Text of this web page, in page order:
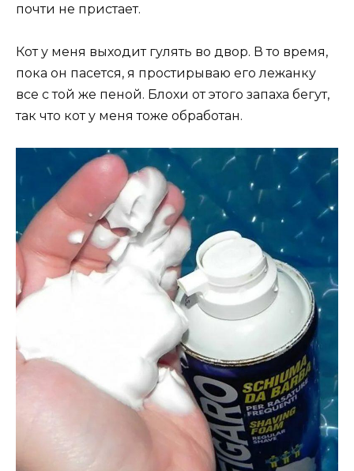
почти не пристает.
Кот у меня выходит гулять во двор. В то время,
пока он пасется, я простирываю его лежанку
все с той же пеной. Блохи от этого запаха бегут,
так что кот у меня тоже обработан.